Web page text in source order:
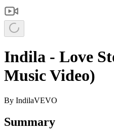
Indila - Love
Music Video)
By IndilaVEVO
Summary